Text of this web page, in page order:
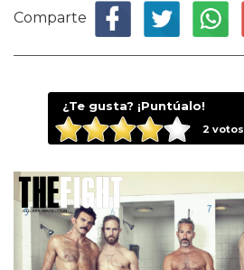
Comparte
¿Te gusta? ¡Puntúalo!
2 votos